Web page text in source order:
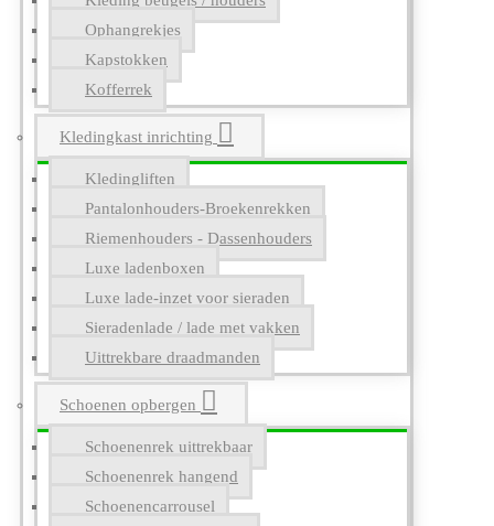
Ophangrekjes
Kapstokken
Kofferrek
Kledingkast inrichting
Kledingliften
Pantalonhouders-Broekenrekken
Riemenhouders - Dassenhouders
Luxe ladenboxen
Luxe lade-inzet voor sieraden
Sieradenlade / lade met vakken
Uittrekbare draadmanden
Schoenen opbergen
Schoenenrek uittrekbaar
Schoenenrek hangend
Schoenencarrousel